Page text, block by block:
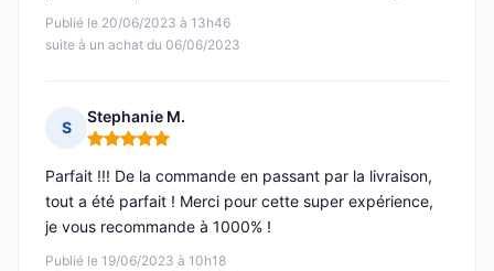
Publié le 20/06/2023 à 13h46
suite à un achat du 06/06/2023
S
Stephanie M.
Note : 5 sur 5
Publié le 19/06/2023 à 10h18
Parfait !!! De la commande en passant par la livraison,
tout a été parfait ! Merci pour cette super expérience,
je vous recommande à 1000% !